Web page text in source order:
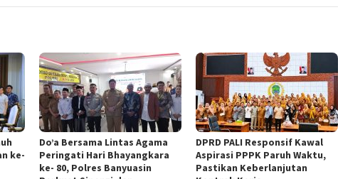
ke-
Do’a Bersama Lintas Agama
Peringati Hari Bhayangkara
ke- 80, Polres Banyuasin
DPRD PALI Responsif Kawal
Aspirasi PPPK Paruh Waktu,
Pastikan Keberlanjutan